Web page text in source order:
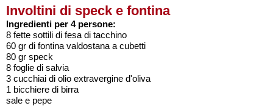
Involtini di speck e fontina
Ingredienti per 4 persone:
8 fette sottili di fesa di tacchino
60 gr di fontina valdostana a cubetti
80 gr speck
8 foglie di salvia
3 cucchiai di olio extravergine d'oliva
1 bicchiere di birra
sale e pepe